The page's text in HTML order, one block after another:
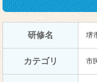
研修名 堺
カテゴリ 市